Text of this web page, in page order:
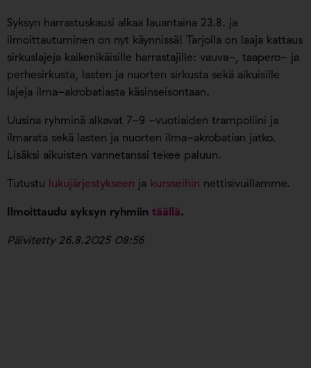
Syksyn harrastuskausi alkaa lauantaina 23.8. ja
ilmoittautuminen on nyt käynnissä! Tarjolla on laaja kattaus
sirkuslajeja kaikenikäisille harrastajille: vauva-, taapero- ja
perhesirkusta, lasten ja nuorten sirkusta sekä aikuisille
lajeja ilma-akrobatiasta käsinseisontaan.
Uusina ryhminä alkavat 7-9 -vuotiaiden trampoliini ja
ilmarata sekä lasten ja nuorten ilma-akrobatian jatko.
Lisäksi aikuisten vannetanssi tekee paluun.
Tutustu lukujärjestykseen ja kursseihin nettisivuillamme.
Ilmoittaudu syksyn ryhmiin täällä.
Päivitetty 26.8.2025 08:56